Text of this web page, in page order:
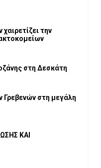
την
στη Δεσκάτη
Γρεβενών στη μεγάλη
ΚΑΙ